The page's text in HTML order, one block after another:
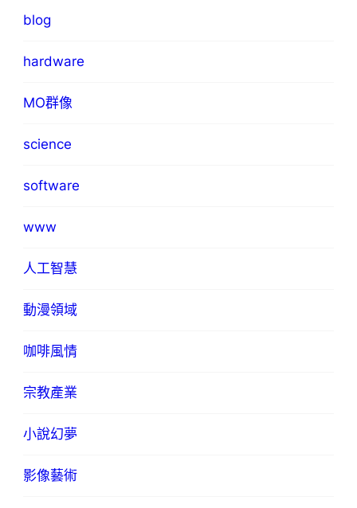
blog
hardware
MO群像
science
software
www
人工智慧
動漫領域
咖啡風情
宗教產業
小說幻夢
影像藝術